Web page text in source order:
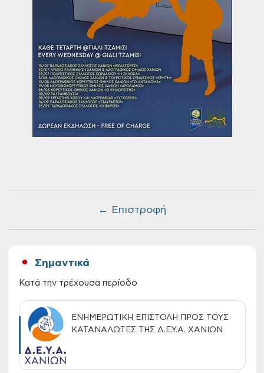
← Επιστροφή
Σημαντικά
Κατά την τρέχουσα περίοδο
ΕΝΗΜΕΡΩΤΙΚΗ ΕΠΙΣΤΟΛΗ ΠΡΟΣ ΤΟΥΣ
ΚΑΤΑΝΑΛΩΤΕΣ ΤΗΣ Δ.Ε.Υ.Α. ΧΑΝΙΩΝ